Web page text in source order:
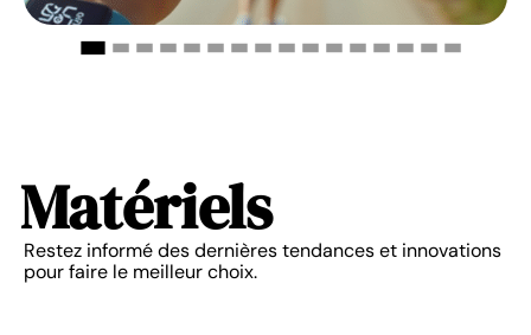
Matériels
Restez informé des dernières tendances et innovations
pour faire le meilleur choix.